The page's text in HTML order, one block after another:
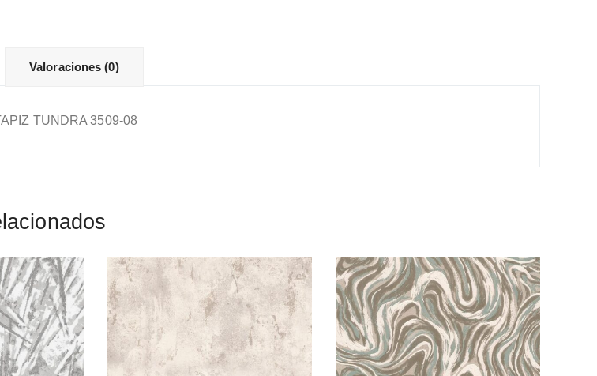
Valoraciones (0)
TUNDRA 3509-08